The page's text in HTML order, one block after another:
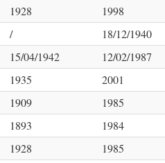
1928 1998
/ 18/12/1940
15/04/1942 12/02/1987
1935 2001
1909 1985
1893 1984
1928 1985